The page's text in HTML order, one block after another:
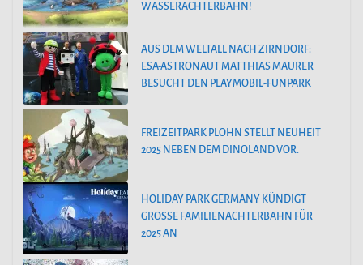
WASSERACHTERBAHN!
AUS DEM WELTALL NACH ZIRNDORF:
ESA-ASTRONAUT MATTHIAS MAURER
BESUCHT DEN PLAYMOBIL-FUNPARK
FREIZEITPARK PLOHN STELLT NEUHEIT
2025 NEBEN DEM DINOLAND VOR.
HOLIDAY PARK GERMANY KÜNDIGT
GROSSE FAMILIENACHTERBAHN FÜR 2
025 AN